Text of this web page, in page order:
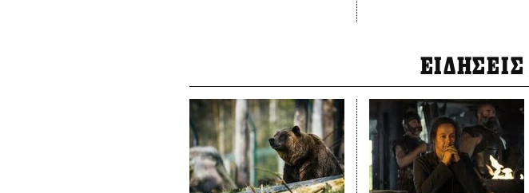
ΕΙΔΗΣΕΙΣ